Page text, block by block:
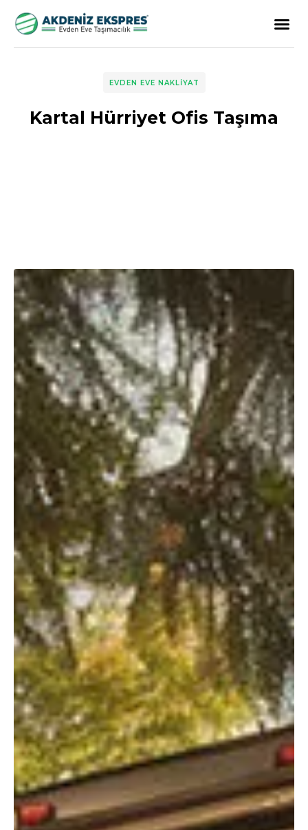
EVDEN EVE NAKLIYAT
Kartal Hürriyet Ofis Taşıma